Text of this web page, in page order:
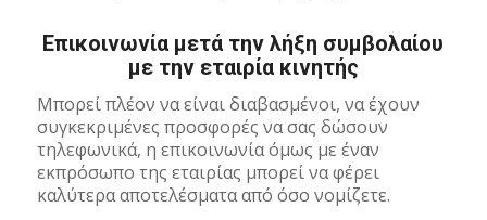
Επικοινωνία μετά την λήξη συμβολαίου
με την εταιρία κινητής
Μπορεί πλέον να είναι διαβασμένοι, να έχουν
συγκεκριμένες προσφορές να σας δώσουν
τηλεφωνικά, η επικοινωνία όμως με έναν
εκπρόσωπο της εταιρίας μπορεί να φέρει
καλύτερα αποτελέσματα από όσο νομίζετε.